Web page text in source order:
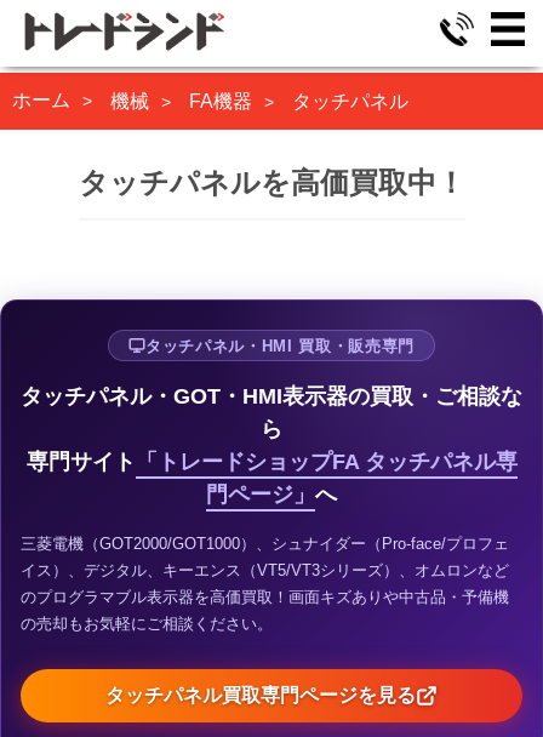
ホーム 機械 FA機器 タッチパネル
タッチパネルを高価買取中！
タッチパネル・HMI 買取・販売専門
タッチパネル・GOT・HMI表示器の買取・ご相談な
ら
専門サイト
「トレードショップFA タッチパネル専
門ページ」 へ
三菱電機（GOT2000/GOT1000）、シュナイダー（Pro-face/プロフェ
イス）、デジタル、キーエンス（VT5/VT3シリーズ）、オムロンなど
のプログラマブル表示器を高価買取！画面キズありや中古品・予備機
の売却もお気軽にご相談ください。
タッチパネル買取専門ページを見る